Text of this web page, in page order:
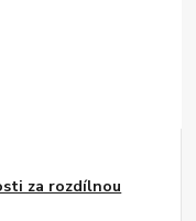
za rozdílnou